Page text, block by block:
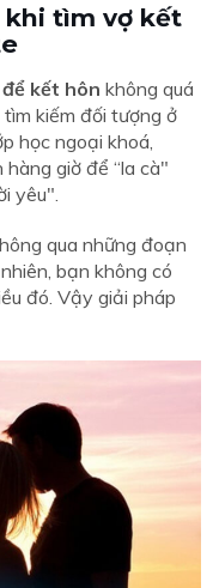
tìm vợ kết
kết hôn không quá
kiếm đối tượng ở
học ngoại khoá,
giờ để “la cà"
yêu".
qua những đoạn
bạn không có
đó. Vậy giải pháp